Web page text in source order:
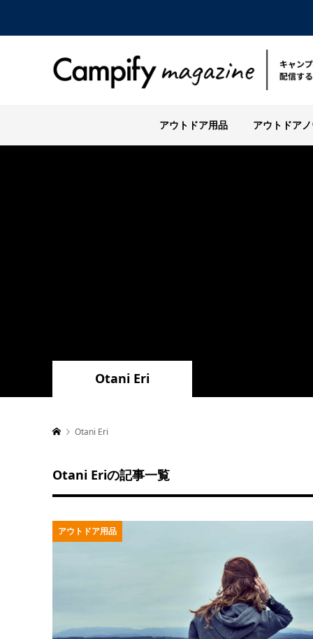
アウトドア用品 アウトドア
Otani Eri
Otani Eri
Otani Eriの記事一覧
アウトドア用品